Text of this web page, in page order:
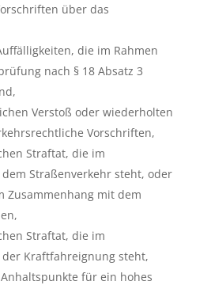
über das
die im Rahmen
nach § 18 Absatz 3
Verstoß oder wiederholten
Vorschriften,
Straftat, die im
Straßenverkehr steht, oder
Zusammenhang mit dem
Straftat, die im
Kraftfahreignung steht,
für ein hohes